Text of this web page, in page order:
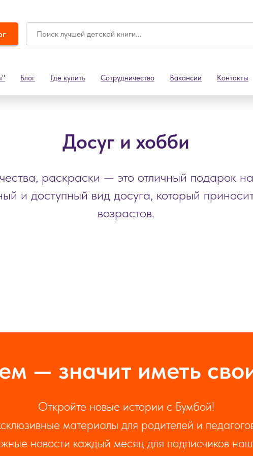
Блог Где купить Сотрудничество Вакансии Контакты
Досуг и хобби
раскраски — это отличный подарок
и доступный вид досуга, который
возрастов.
— значит иметь
Откройте новые истории с Бумбой!
материалы для родителей и
новости каждый месяц для подписчиков